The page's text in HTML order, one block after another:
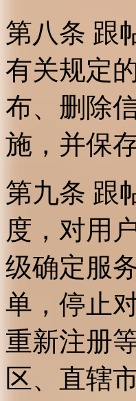
第八条 跟
有关规定
布、删除
施，并保
第九条 跟
度，对用
级确定服
单，停止
重新注册
区、直辖